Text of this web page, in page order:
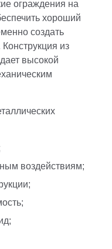
ограждения на
хороший
создать
из
высокой
воздействиям;